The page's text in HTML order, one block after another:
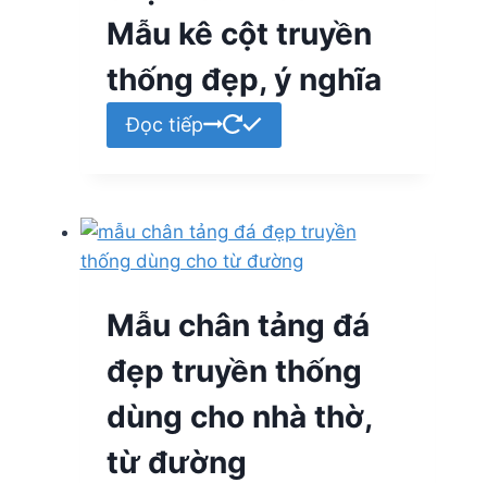
Mẫu kê cột truyền
thống đẹp, ý nghĩa
Đọc tiếp
Mẫu chân tảng đá
đẹp truyền thống
dùng cho nhà thờ,
từ đường